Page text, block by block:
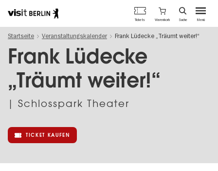
zum
Inhalt
Berlins
offizielles
Tourismusportal
Menü
Tickets Warenkorb Suche
Startseite Veranstaltungskalender Frank Lüdecke „Träumt weiter!“
Frank Lüdecke
„Träumt weiter!“
| Schlosspark Theater
TICKET KAUFEN